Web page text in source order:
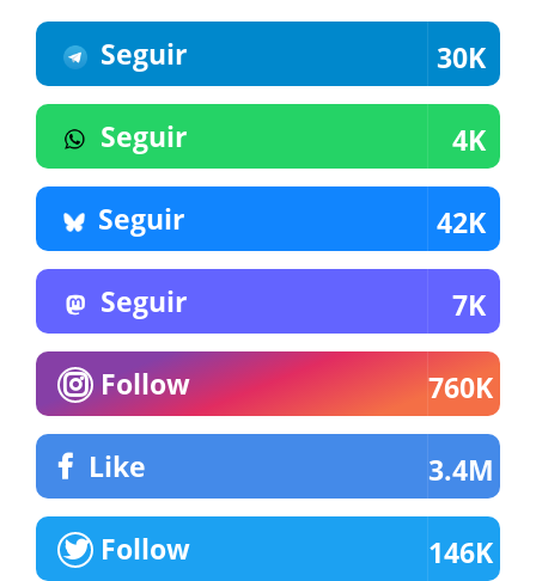
Seguir 30K
Seguir 4K
Seguir 42K
Seguir 7K
Follow 760K
Like 3.4M
Follow 146K